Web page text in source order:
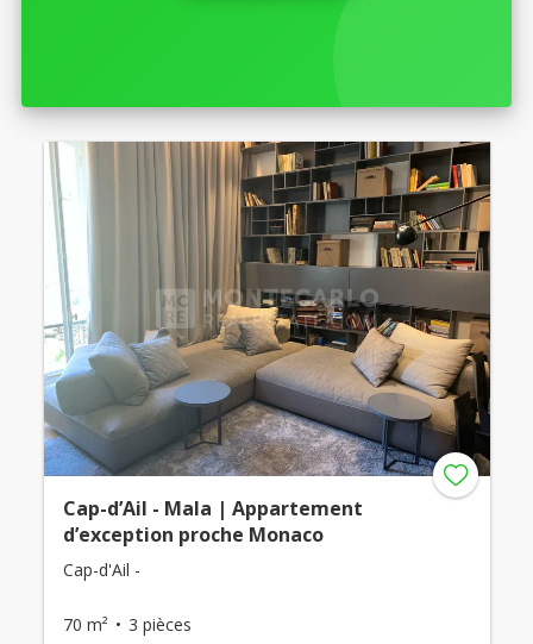
Cap-d’Ail - Mala | Appartement
d’exception proche Monaco
Cap-d'Ail -
70 m² 3 pièces